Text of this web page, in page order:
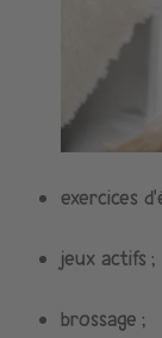
exercices
jeux actifs ;
brossage ;